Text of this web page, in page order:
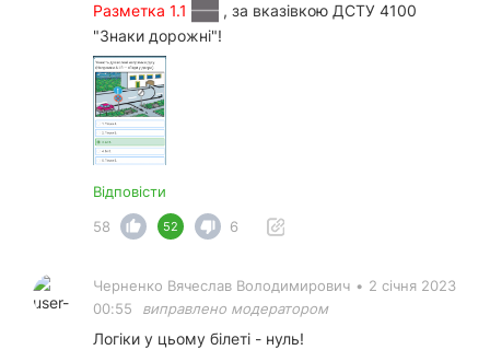
Разметка 1.1
, за вказівкою ДСТУ 4100
"Знаки дорожні"!
Відповісти
58
52 6
Черненко Вячеслав Вoлoдимирович • 2 січня 2023
00:55
виправлено модератором
Логіки у цьому білеті - нуль!